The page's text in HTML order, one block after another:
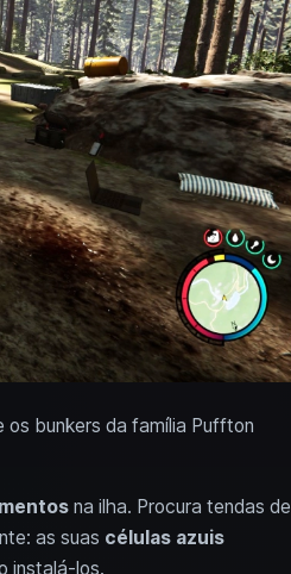
os bunkers da família Puffton
na ilha. Procura tendas de
as suas células azuis
instalá-los.